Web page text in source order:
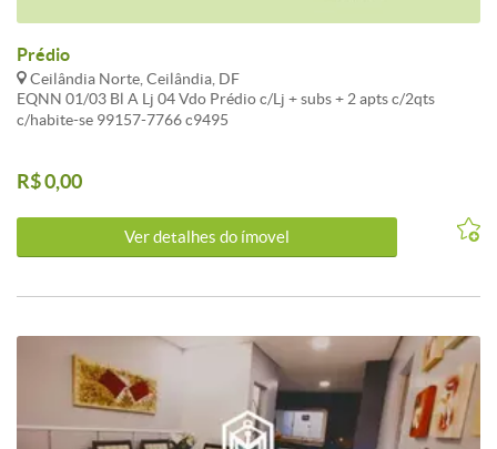
Prédio
Ceilândia Norte, Ceilândia, DF
EQNN 01/03 Bl A Lj 04 Vdo Prédio c/Lj + subs + 2 apts c/2qts
c/habite-se 99157-7766 c9495
R$ 0,00
Ver detalhes do ímovel